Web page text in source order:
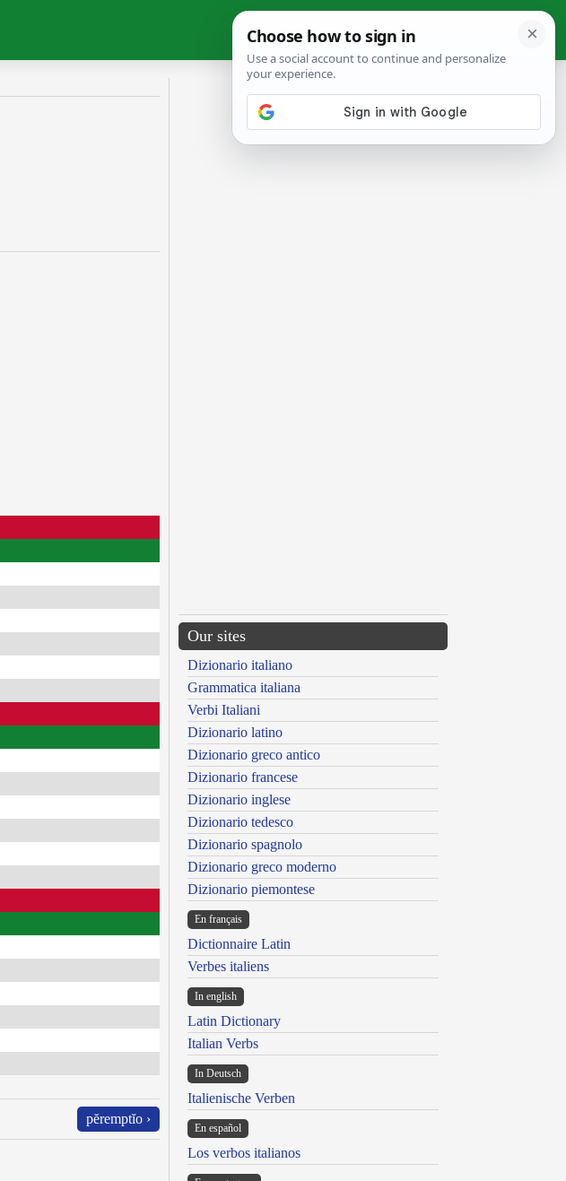
pĕremptĭo ›
Our sites
Dizionario italiano
Grammatica italiana
Verbi Italiani
Dizionario latino
Dizionario greco antico
Dizionario francese
Dizionario inglese
Dizionario tedesco
Dizionario spagnolo
Dizionario greco moderno
Dizionario piemontese
En français
Dictionnaire Latin
Verbes italiens
In english
Latin Dictionary
Italian Verbs
In Deutsch
Italienische Verben
En español
Los verbos italianos